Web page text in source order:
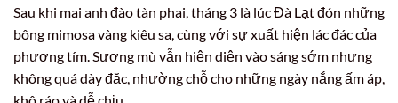
Sau khi mai anh đào tàn phai, tháng 3 là lúc Đà Lạt đón những
bông mimosa vàng kiêu sa, cùng với sự xuất hiện lác đác của
phượng tím. Sương mù vẫn hiện diện vào sáng sớm nhưng
không quá dày đặc, nhường chỗ cho những ngày nắng ấm áp,